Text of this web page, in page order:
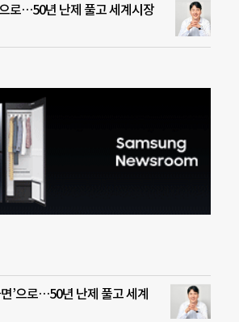
으로…50년 난제 풀고 세계시장
’으로…50년 난제 풀고 세계